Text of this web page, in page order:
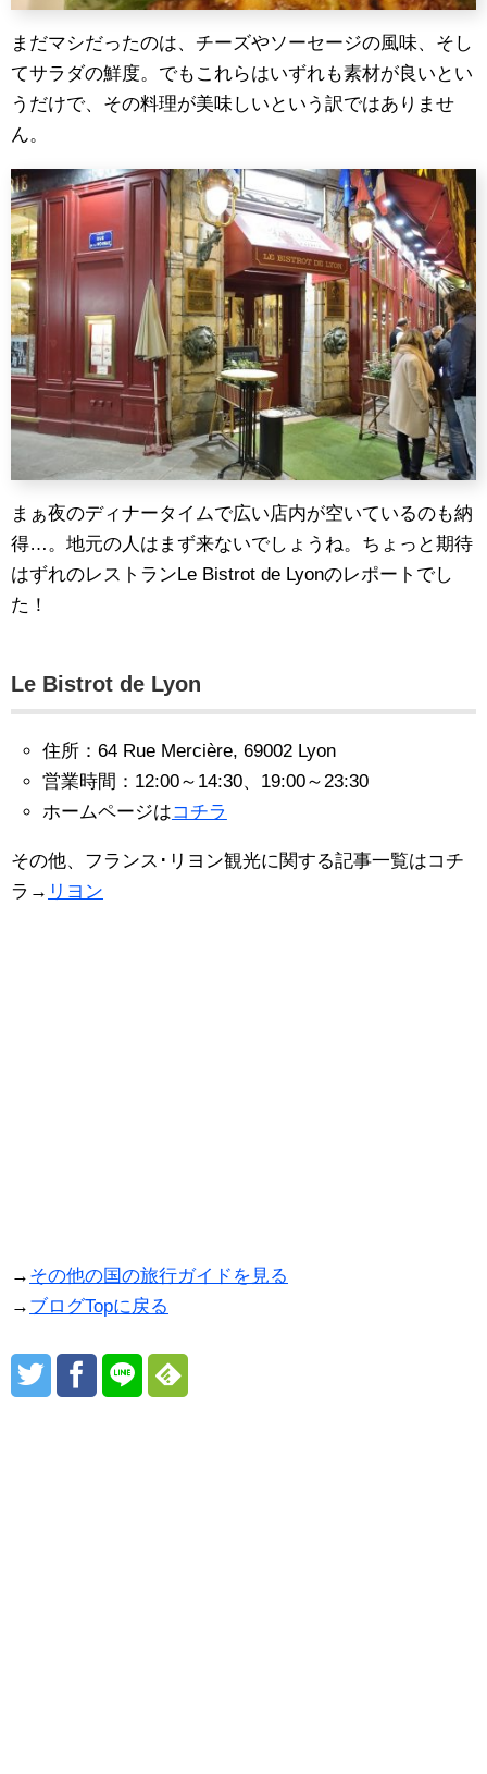
まだマシだったのは、チーズやソーセージの風味、そし
てサラダの鮮度。でもこれらはいずれも素材が良いとい
うだけで、その料理が美味しいという訳ではありませ
ん。
まぁ夜のディナータイムで広い店内が空いているのも納
得…。地元の人はまず来ないでしょうね。ちょっと期待
はずれのレストランLe Bistrot de Lyonのレポートでし
た！
Le Bistrot de Lyon
住所：64 Rue Mercière, 69002 Lyon
営業時間：12:00～14:30、19:00～23:30
ホームページはコチラ
その他、フランス･リヨン観光に関する記事一覧はコチ
ラ→ リヨン
→ その他の国の旅行ガイドを見る
→ ブログTopに戻る